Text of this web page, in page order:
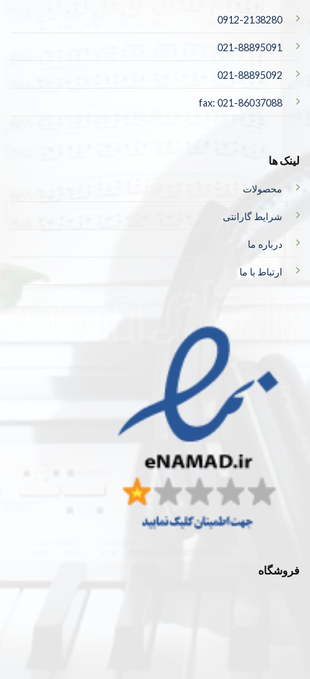
0912-2138280
021-88895091
021-88895092
fax: 021-86037088
لینک ها
محصولات
شرایط گارانتی
درباره ما
ارتباط با ما
فروشگاه